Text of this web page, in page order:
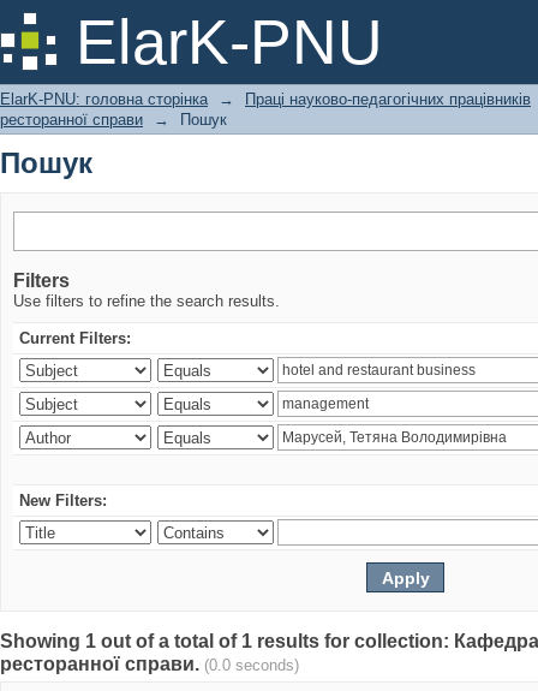
ElarK-PNU
Пошук
ElarK-PNU: головна сторінка →
Праці науково-педагогічних працівників
ресторанної справи
→ Пошук
Пошук
Filters
Use filters to refine the search results.
Current Filters:
New Filters:
Showing 1 out of a total of 1 results for collection:
ресторанної справи. (0.0 seconds)